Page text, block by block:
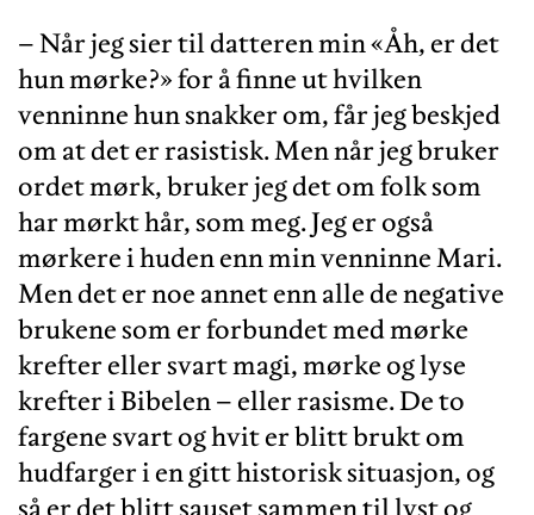
– Når jeg sier til datteren min «Åh, er det
hun mørke?» for å finne ut hvilken
venninne hun snakker om, får jeg beskjed
om at det er rasistisk. Men når jeg bruker
ordet mørk, bruker jeg det om folk som
har mørkt hår, som meg. Jeg er også
mørkere i huden enn min venninne Mari.
Men det er noe annet enn alle de negative
brukene som er forbundet med mørke
krefter eller svart magi, mørke og lyse
krefter i Bibelen – eller rasisme. De to
fargene svart og hvit er blitt brukt om
hudfarger i en gitt historisk situasjon, og
så er det blitt sauset sammen til lyst og